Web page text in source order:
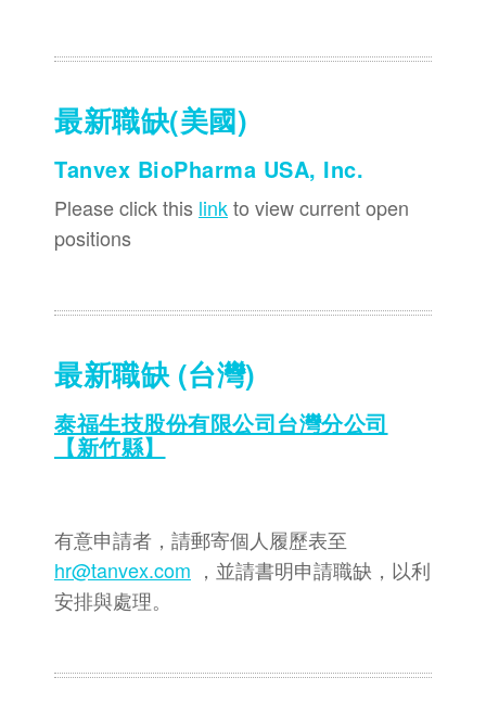
最新職缺(美國)
Tanvex BioPharma USA, Inc.
Please click this linkto view current open
positions
最新職缺 (台灣)
泰福生技股份有限公司台灣分公司
【新竹縣】
有意申請者，請郵寄個人履歷表至
hr@tanvex.com ，並請書明申請職缺，以利
安排與處理。